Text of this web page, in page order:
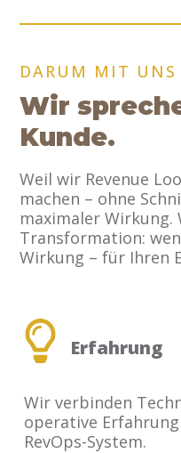
DARUM MIT UNS
Wir
Kunde.
Weil wir Revenue
machen – ohne
maximaler
Transformation:
Wirkung – für Ihren
Erfahrung
Wir verbinden
operative
RevOps-System.